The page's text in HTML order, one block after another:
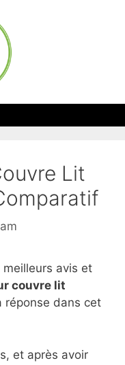
Lit
avis et
couvre lit
réponse dans cet
et après avoir